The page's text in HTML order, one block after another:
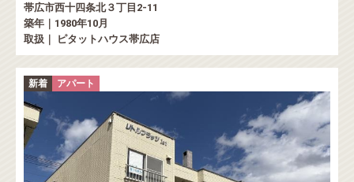
帯広市西十四条北３丁目2-11
築年｜1980年10月
取扱｜ ピタットハウス帯広店
新着 アパート